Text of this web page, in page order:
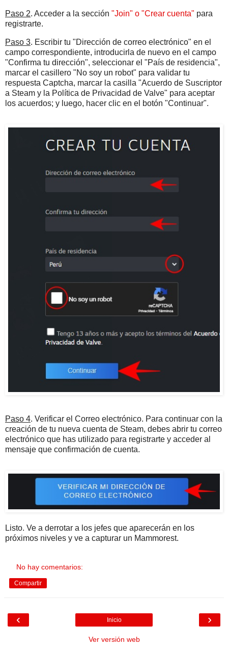
Paso 2. Acceder a la sección "Join" o "Crear cuenta" para
registrarte.
Paso 3. Escribir tu "Dirección de correo electrónico" en el
campo correspondiente, introducirla de nuevo en el campo
"Confirma tu dirección", seleccionar el "País de residencia",
marcar el casillero "No soy un robot" para validar tu
respuesta Captcha, marcar la casilla "Acuerdo de Suscriptor
a Steam y la Política de Privacidad de Valve" para aceptar
los acuerdos; y luego, hacer clic en el botón "Continuar".
Paso 4. Verificar el Correo electrónico. Para continuar con la
creación de tu nueva cuenta de Steam, debes abrir tu correo
electrónico que has utilizado para registrarte y acceder al
mensaje que confirmación de cuenta.
Listo. Ve a derrotar a los jefes que aparecerán en los
próximos niveles y ve a capturar un Mammorest.
No hay comentarios:
Compartir
‹ ›
Inicio
Ver versión web